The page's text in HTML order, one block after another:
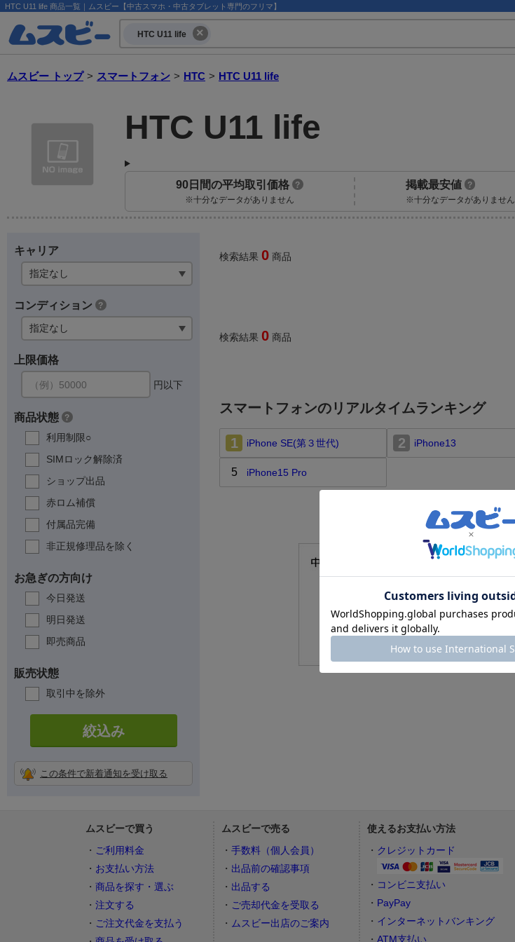
HTC U11 life 商品一覧｜ムスビー【中古スマホ・中古タブレット専門のフリマ】
HTC U11 life
ムスビー トップ > スマートフォン > HTC > HTC U11 life
HTC U11 life
90日間の平均取引価格 ?
※十分なデータがありません
掲載最安値
?
※十分なデータがありません
キャリア
コンディション ?
上限価格
円以下
商品状態 ?
利用制限○
SIMロック解除済
ショップ出品
赤ロム補償
付属品完備
非正規修理品を除く
お急ぎの方向け
今日発送
明日発送
即売商品
販売状態
取引中を除外
絞込み
この条件で新着通知を受け取る
検索結果 0 商品
検索結果 0 商品
スマートフォンのリアルタイムランキング
1 iPhone SE(第３世代) 2 iPhone13
5 iPhone15 Pro
ムスビーで買う
ご利用料金
お支払い方法
商品を探す・選ぶ
注文する
ご注文代金を支払う
ムスビーで売る
手数料（個人会員）
出品前の確認事項
出品する
ご売却代金を受取る
ムスビー出店のご案内
使えるお支払い方法
クレジットカード
コンビニ支払い
PayPay
インターネットバンキング
ATM支払い